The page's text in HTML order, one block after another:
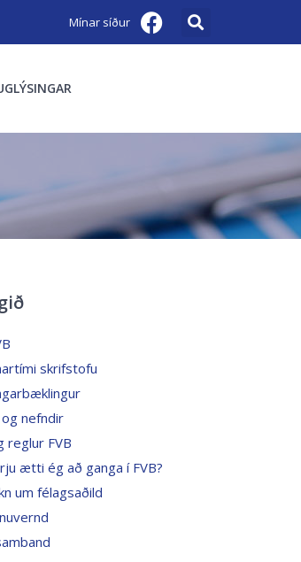
Mínar síður
skrifstofu
nefndir
reglur FVB
ætti ég að ganga í FVB?
um félagsaðild